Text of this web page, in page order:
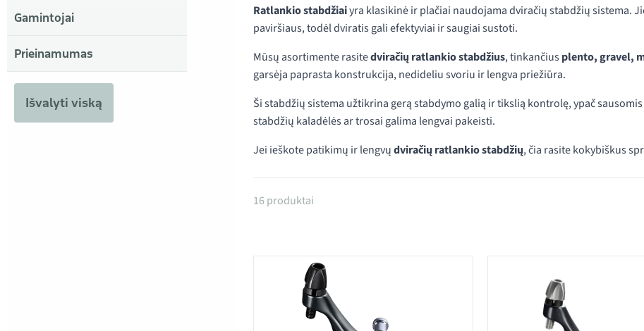
Ratlankio stabdžiaiyra klasikinė ir plačiai naudojama dviračių stabdžių sistema.
paviršiaus, todėl dviratis gali efektyviai ir saugiai sustoti.
Mūsų asortimente rasitedviračių ratlankio stabdžius, tinkančiusplento, gravel,
garsėja paprasta konstrukcija, nedideliu svoriu ir lengva priežiūra.
Ši stabdžių sistema užtikrina gerą stabdymo galią ir tikslią kontrolę, ypač
stabdžių kaladėlės ar trosai galima lengvai pakeisti.
Jei ieškote patikimų ir lengvųdviračių ratlankio stabdžių, čia rasite kokybiškus
Gamintojai
Prieinamumas
Išvalyti viską
Produktai kategorijoje Ratlankio stabdžiai
16 produktai